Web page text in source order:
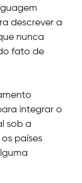
descrever a
nunca
fato de
integrar o
sob a
países